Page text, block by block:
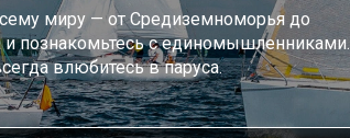
миру — от Средиземноморья до
и познакомьтесь с единомышленниками.
влюбитесь в паруса.